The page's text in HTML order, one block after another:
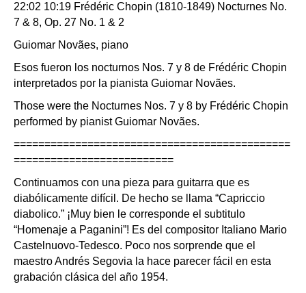
22:02 10:19 Frédéric Chopin (1810-1849) Nocturnes No.
7 & 8, Op. 27 No. 1 & 2
Guiomar Novães, piano
Esos fueron los nocturnos Nos. 7 y 8 de Frédéric Chopin
interpretados por la pianista Guiomar Novães.
Those were the Nocturnes Nos. 7 y 8 by Frédéric Chopin
performed by pianist Guiomar Novães.
=============================================
==========================
Continuamos con una pieza para guitarra que es
diabólicamente difícil. De hecho se llama “Capriccio
diabolico.” ¡Muy bien le corresponde el subtitulo
“Homenaje a Paganini”! Es del compositor Italiano Mario
Castelnuovo-Tedesco. Poco nos sorprende que el
maestro Andrés Segovia la hace parecer fácil en esta
grabación clásica del año 1954.